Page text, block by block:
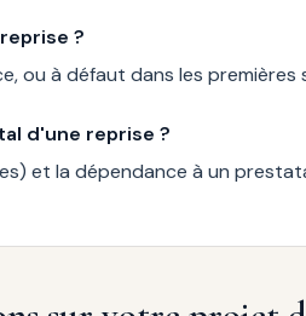
?
ou à défaut dans les premières
d'une reprise ?
et la dépendance à un